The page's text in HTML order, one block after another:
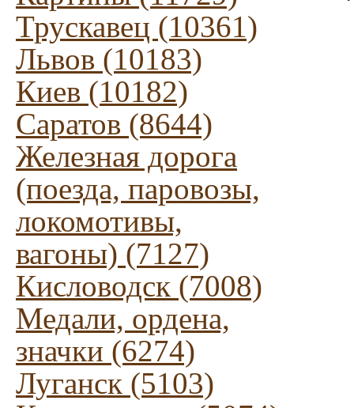
Трускавец (10361)
Львов (10183)
Киев (10182)
Саратов (8644)
Железная дорога
(поезда, паровозы,
локомотивы,
вагоны) (7127)
Кисловодск (7008)
Медали, ордена,
значки (6274)
Луганск (5103)